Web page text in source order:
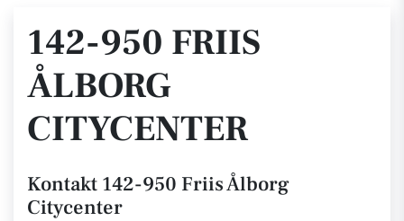
142-950 FRIIS
ÅLBORG
CITYCENTER
Kontakt 142-950 Friis Ålborg
Citycenter